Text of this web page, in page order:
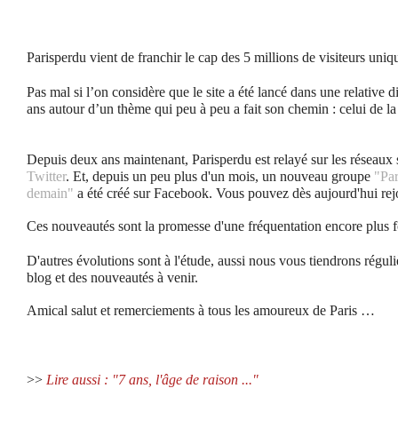
Parisperdu vient de franchir le cap des 5 millions de visiteurs
Pas mal si l’on considère que le site a été lancé dans une relative
ans autour d’un thème qui peu à peu a fait son chemin : celui de
Depuis deux ans maintenant, Parisperdu est relayé sur les
Twitter. Et, depuis un peu plus d'un mois, un nouveau groupe
demain" a été créé sur Facebook. Vous pouvez dès aujourd'hui
Ces nouveautés sont la promesse d'une fréquentation encore plus
D'autres évolutions sont à l'étude, aussi nous vous tiendrons
blog et des nouveautés à venir.
Amical salut et remerciements à tous les amoureux de Paris …
>> Lire aussi : "7 ans, l'âge de raison ..."